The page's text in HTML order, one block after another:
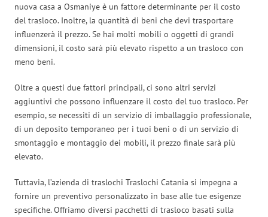
nuova casa a Osmaniye è un fattore determinante per il costo
del trasloco. Inoltre, la quantità di beni che devi trasportare
influenzerà il prezzo. Se hai molti mobili o oggetti di grandi
dimensioni, il costo sarà più elevato rispetto a un trasloco con
meno beni.
Oltre a questi due fattori principali, ci sono altri servizi
aggiuntivi che possono influenzare il costo del tuo trasloco. Per
esempio, se necessiti di un servizio di imballaggio professionale,
di un deposito temporaneo per i tuoi beni o di un servizio di
smontaggio e montaggio dei mobili, il prezzo finale sarà più
elevato.
Tuttavia, l’azienda di traslochi Traslochi Catania si impegna a
fornire un preventivo personalizzato in base alle tue esigenze
specifiche. Offriamo diversi pacchetti di trasloco basati sulla